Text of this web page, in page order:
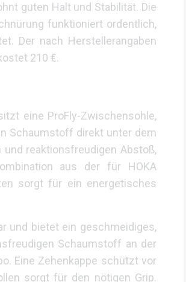
guten Halt und Stabilität. Die
funktioniert ordentlich,
Der nach Herstellerangaben
210 €.
eine ProFly-Zwischensohle,
Schaumstoff direkt unter dem
und reaktionsfreudigen Abstoß,
aus der für HOKA
sorgt für ein energetisches
und bietet ein geschmeidiges,
Schaumstoff an der
Eine Zehenkappe schützt vor
sorgt für den nötigen Grip.